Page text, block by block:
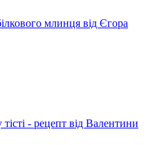
млинця від Єгора
- рецепт від Валентини